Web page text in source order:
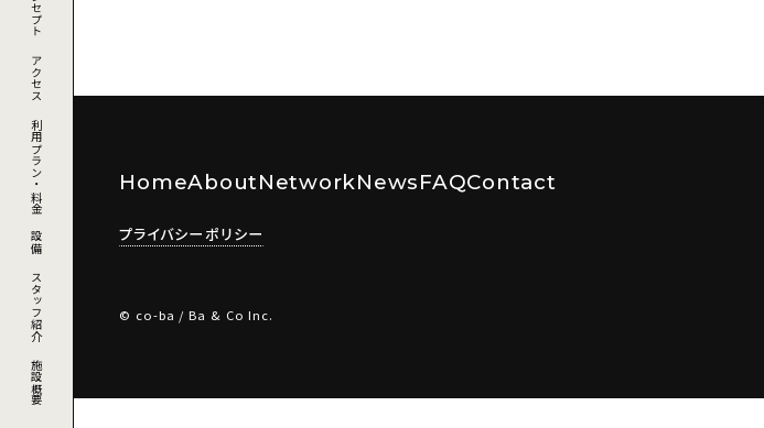
アクセス
利用プラン・料金
設備
スタッフ紹介
施設概要
HomeAboutNetworkNewsFAQContact
プライバシーポリシー
© co-ba / Ba & Co Inc.